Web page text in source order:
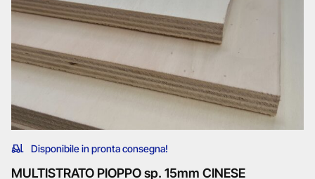
Disponibile in pronta consegna!
MULTISTRATO PIOPPO sp. 15mm CINESE